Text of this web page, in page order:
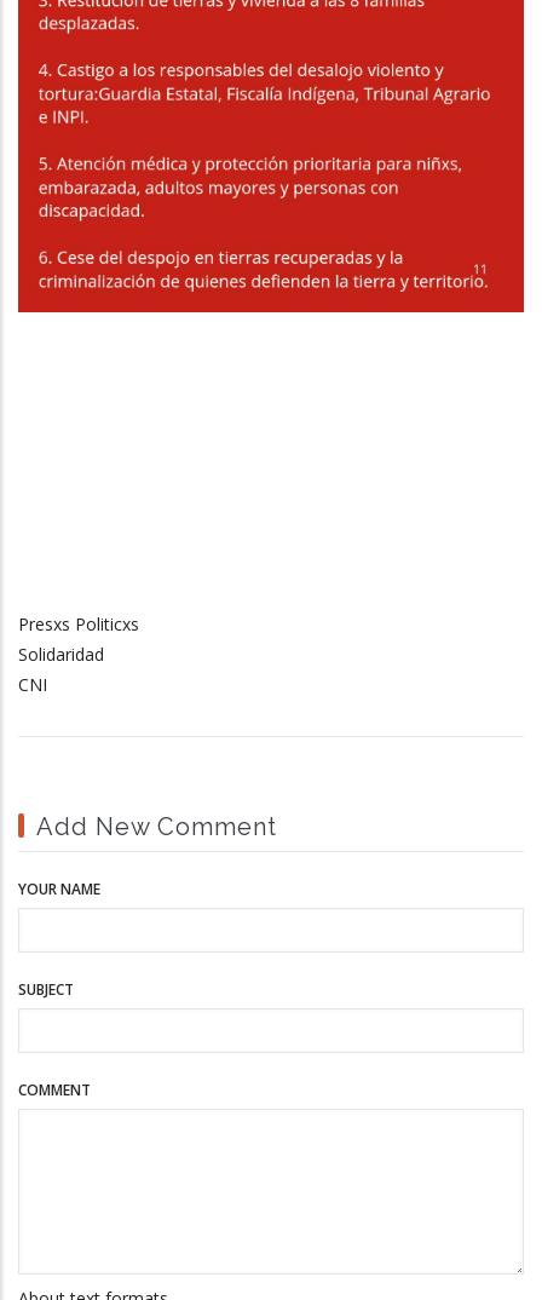
Presxs Politicxs
Solidaridad
CNI
Add New Comment
YOUR NAME
SUBJECT
COMMENT